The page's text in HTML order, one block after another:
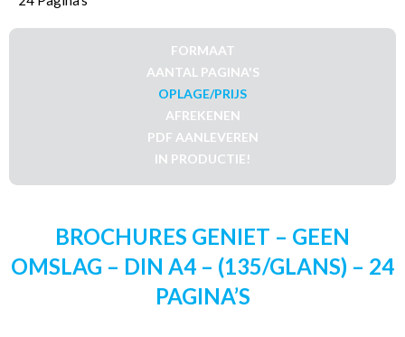
FORMAAT
AANTAL PAGINA'S
OPLAGE/PRIJS
AFREKENEN
PDF AANLEVEREN
IN PRODUCTIE!
BROCHURES GENIET – GEEN
OMSLAG – DIN A4 – (135/GLANS) – 24
PAGINA’S